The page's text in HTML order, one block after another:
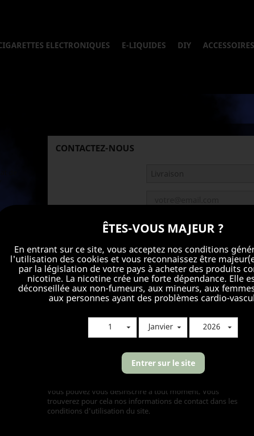
ELECTRONIQUES E-LIQUIDES DIY ACCESSOIRES
de
:
CONTACTEZ-NOUS
Document joint
Message
Vous pouvez vous désinscrire à tout moment. Vous
trouverez pour cela nos informations de contact dans les
conditions d'utilisation du site.
ÊTES-VOUS MAJEUR ?
En entrant sur ce site, vous acceptez nos conditions
l'utilisation des cookies et vous reconnaissez être
par la législation de votre pays à acheter des produits
nicotine. La nicotine crée une forte dépendance. Elle
déconseillée aux non-fumeurs, aux mineurs, aux
aux personnes ayant des problèmes cardio-
1 Janvier 2026
Entrer sur le site